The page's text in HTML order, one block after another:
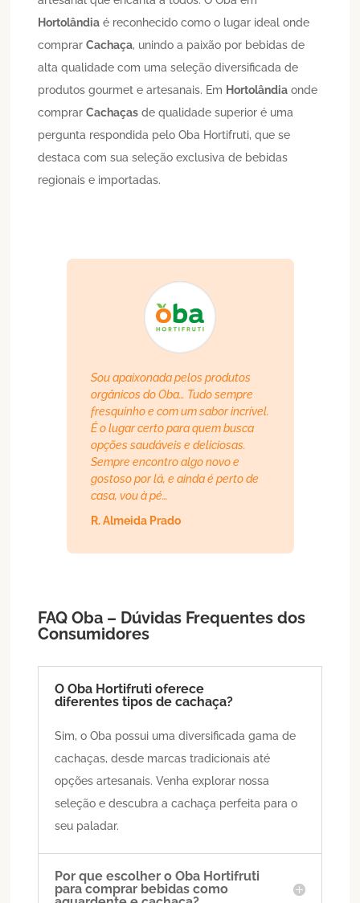
Hortolândia é reconhecido como o lugar ideal onde
comprarCachaça, unindo a paixão por bebidas de
alta qualidade com uma seleção diversificada de
produtos gourmet e artesanais. Em Hortolândia onde
comprarCachaças de qualidade superior é uma
pergunta respondida pelo Oba Hortifruti, que se
destaca com sua seleção exclusiva de bebidas
regionais e importadas.
Sou apaixonada pelos produtos
orgânicos do Oba… Tudo sempre
fresquinho e com um sabor incrível.
É o lugar certo para quem busca
opções saudáveis e deliciosas.
Sempre encontro algo novo e
gostoso por lá, e ainda é perto de
casa, vou à pé…
R. Almeida Prado
FAQ Oba – Dúvidas Frequentes dos
Consumidores
O Oba Hortifruti oferece
diferentes tipos de cachaça?
Sim, o Oba possui uma diversificada gama de
cachaças, desde marcas tradicionais até
opções artesanais. Venha explorar nossa
seleção e descubra a cachaça perfeita para o
seu paladar.
Por que escolher o Oba Hortifruti
para comprar bebidas como